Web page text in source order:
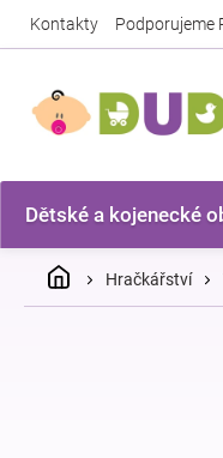
Kontakty Podporujeme
Dětské a kojenecké
DomůHračkářství